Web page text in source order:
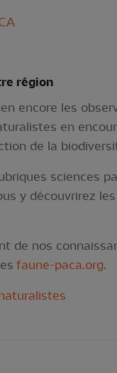
région
encore les
en
de la
sciences
y découvrirez
de nos
faune-paca.org.